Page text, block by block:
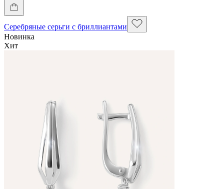
Серебряные серьги с бриллиантами
Новинка
Хит